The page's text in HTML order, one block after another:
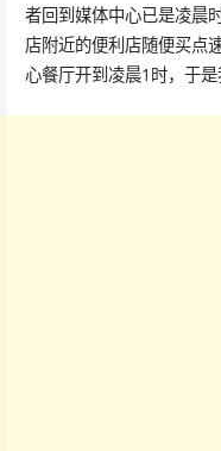
者回到媒体中心已是凌晨
店附近的便利店随便买点
心餐厅开到凌晨1时，于